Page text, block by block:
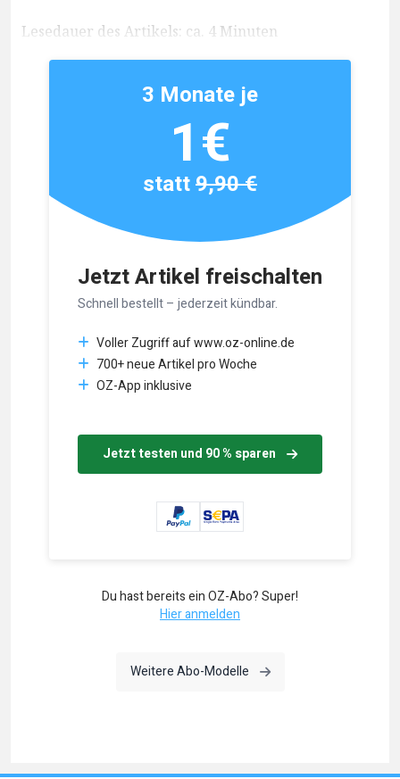
Lesedauer des Artikels: ca. 4 Minuten
Jetzt Artikel freischalten
Schnell bestellt – jederzeit kündbar.
Voller Zugriff auf www.oz-online.de
700+ neue Artikel pro Woche
OZ-App inklusive
Jetzt testen und 90 % sparen
3 Monate je
1€
statt9,90 €
Du hast bereits ein OZ-Abo? Super!
Hier anmelden
Weitere Abo-Modelle